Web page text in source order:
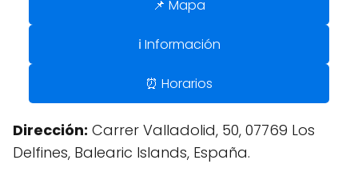
📌 Mapa
ℹ️ Información
⏰ Horarios
Dirección: Carrer Valladolid, 50, 07769 Los
Delfines, Balearic Islands, España.